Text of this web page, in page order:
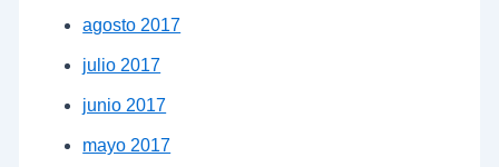
agosto 2017
julio 2017
junio 2017
mayo 2017